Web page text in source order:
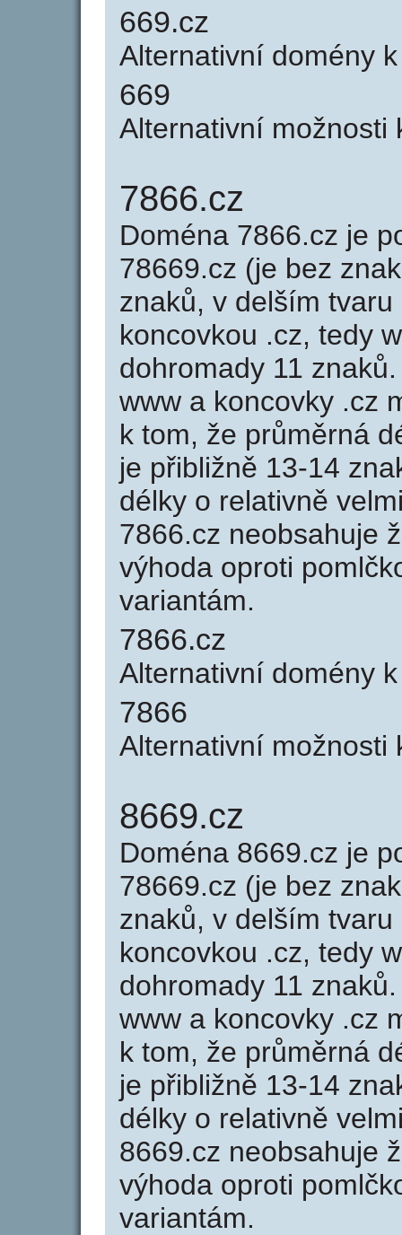
669.cz
Alternativní domény
669
Alternativní
7866.cz
Doména 7866.cz je
78669.cz (je bez
znaků, v delším
koncovkou .cz, tedy
dohromady 11
www a koncovky .cz
k tom, že průměrná
je přibližně 13-14
délky o relativně
7866.cz neobsahuje
výhoda oproti
variantám.
7866.cz
Alternativní domény
7866
Alternativní možnosti
8669.cz
Doména 8669.cz je
78669.cz (je bez
znaků, v delším
koncovkou .cz, tedy
dohromady 11
www a koncovky .cz
k tom, že průměrná
je přibližně 13-14
délky o relativně
8669.cz neobsahuje
výhoda oproti
variantám.